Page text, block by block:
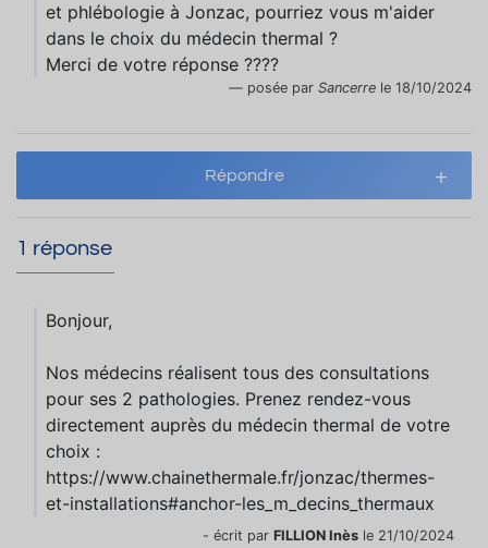
et phlébologie à Jonzac, pourriez vous m'aider
dans le choix du médecin thermal ?
Merci de votre réponse ????
posée par Sancerre le 18/10/2024
Répondre
1 réponse
Bonjour,
Nos médecins réalisent tous des consultations
pour ses 2 pathologies. Prenez rendez-vous
directement auprès du médecin thermal de votre
choix :
https://www.chainethermale.fr/jonzac/thermes-
et-installations#anchor-les_m_decins_thermaux
- écrit par FILLION Inès le 21/10/2024